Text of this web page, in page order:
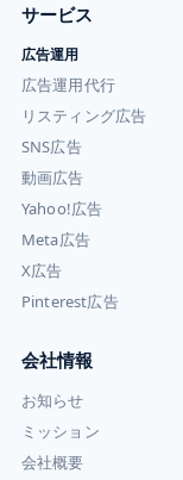
サービス
広告運用
広告運用代行
リスティング広告
SNS広告
動画広告
Yahoo!広告
Meta広告
X広告
Pinterest広告
会社情報
お知らせ
ミッション
会社概要